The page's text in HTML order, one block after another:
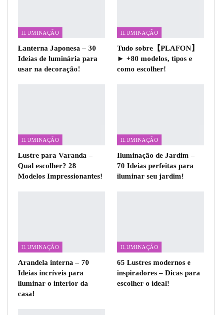
ILUMINAÇÃO
Lanterna Japonesa – 30
Ideias de luminária para
usar na decoração!
ILUMINAÇÃO
Tudo sobre【PLAFON】
► +80 modelos, tipos e
como escolher!
ILUMINAÇÃO
Lustre para Varanda –
Qual escolher? 28
Modelos Impressionantes!
ILUMINAÇÃO
Iluminação de Jardim –
70 Ideias perfeitas para
iluminar seu jardim!
ILUMINAÇÃO
Arandela interna – 70
Ideias incríveis para
iluminar o interior da
casa!
ILUMINAÇÃO
65 Lustres modernos e
inspiradores – Dicas para
escolher o ideal!